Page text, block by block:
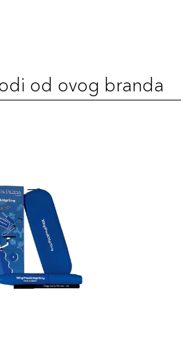
od ovog branda